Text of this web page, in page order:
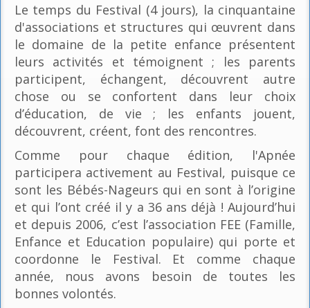
Le temps du Festival (4 jours), la cinquantaine
d'associations et structures qui œuvrent dans
le domaine de la petite enfance présentent
leurs activités et témoignent ; les parents
participent, échangent, découvrent autre
chose ou se confortent dans leur choix
d’éducation, de vie ; les enfants jouent,
découvrent, créent, font des rencontres.
Comme pour chaque édition, l'Apnée
participera activement au Festival, puisque ce
sont les Bébés-Nageurs qui en sont à l’origine
et qui l’ont créé il y a 36 ans déjà ! Aujourd’hui
et depuis 2006, c’est l’association FEE (Famille,
Enfance et Education populaire) qui porte et
coordonne le Festival. Et comme chaque
année, nous avons besoin de toutes les
bonnes volontés.